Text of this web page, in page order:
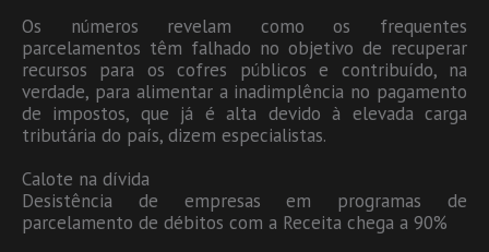
Os números revelam como os frequentes
parcelamentos têm falhado no objetivo de recuperar
recursos para os cofres públicos e contribuído, na
verdade, para alimentar a inadimplência no pagamento
de impostos, que já é alta devido à elevada carga
tributária do país, dizem especialistas.
Calote na dívida
Desistência de empresas em programas de
parcelamento de débitos com a Receita chega a 90%